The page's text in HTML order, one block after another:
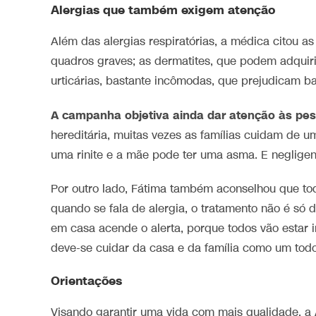
Alergias que também exigem atenção
Além das alergias respiratórias, a médica citou
quadros graves; as dermatites, que podem
urticárias, bastante incômodas, que prejudicam
A campanha objetiva ainda dar atenção às
hereditária, muitas vezes as famílias cuidam de
uma rinite e a mãe pode ter uma asma. E
Por outro lado, Fátima também aconselhou que
quando se fala de alergia, o tratamento não é só
em casa acende o alerta, porque todos vão
deve-se cuidar da casa e da família como um
Orientações
Visando garantir uma vida com mais qualidade,